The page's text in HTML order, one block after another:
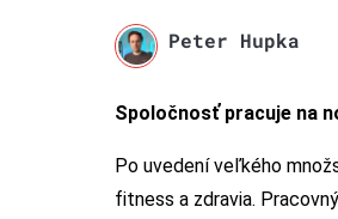
Peter Hupka
Spoločnosť pracuje na
Po uvedení veľkého
fitness a zdravia.